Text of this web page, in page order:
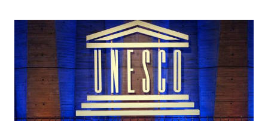
đại diện của nhân loại. Nhã nhạc cung đình Huế là thể loại
nhạc của cung đình thời phong kiến, được biểu diễn vào các
dịp lễ hội (vua đăng quang, băng hà, các lễ hội tôn nghiêm
khác) trong năm của các triều đại nhà Nguyễn của Việt Nam.
Nhã nhạc cung đình Huế đã được UNESCO công nhận là
Kiệt tác truyền khẩu và phi vật thể nhân loại vào năm 2003.